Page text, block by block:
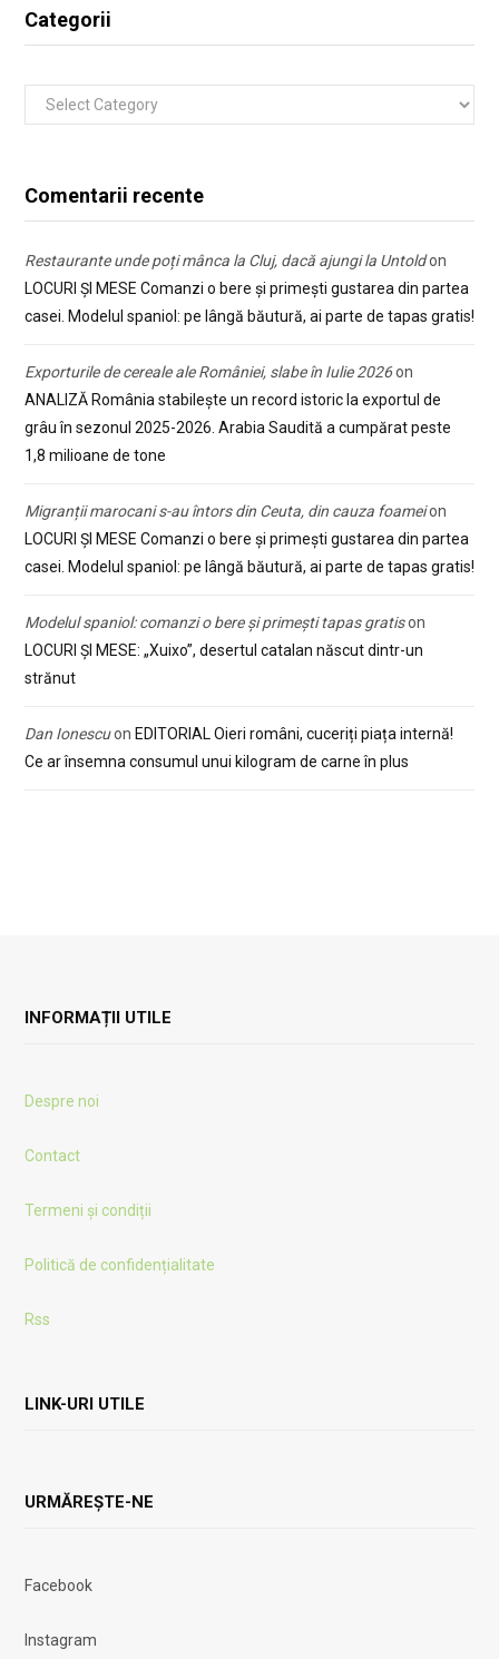
Categorii
Categorii
Comentarii recente
Restaurante unde poți mânca la Cluj, dacă ajungi la Untoldon
LOCURI ȘI MESE Comanzi o bere și primești gustarea din partea
casei. Modelul spaniol: pe lângă băutură, ai parte de tapas gratis!
Exporturile de cereale ale României, slabe în Iulie 2026on
ANALIZĂ România stabilește un record istoric la exportul de
grâu în sezonul 2025-2026. Arabia Saudită a cumpărat peste
1,8 milioane de tone
Migranții marocani s-au întors din Ceuta, din cauza foameion
LOCURI ȘI MESE Comanzi o bere și primești gustarea din partea
casei. Modelul spaniol: pe lângă băutură, ai parte de tapas gratis!
Modelul spaniol: comanzi o bere și primești tapas gratison
LOCURI ȘI MESE: „Xuixo”, desertul catalan născut dintr-un
strănut
Dan Ionescuon EDITORIAL Oieri români, cuceriți piața internă!
Ce ar însemna consumul unui kilogram de carne în plus
INFORMAȚII UTILE
Despre noi
Contact
Termeni și condiții
Politică de confidențialitate
Rss
LINK-URI UTILE
URMĂREȘTE-NE
Facebook
Instagram